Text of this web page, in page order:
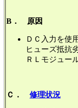
B． 原因
ＤＣ入力を使
ヒューズ抵抗
ＲＬモジュー
Ｃ． 修理状況